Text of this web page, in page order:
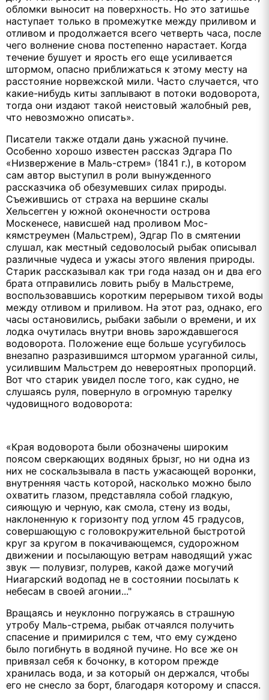
обломки выносит на поверхность. Но это затишье
наступает только в промежутке между приливом и
отливом и продолжается всего четверть часа, после
чего волнение снова постепенно нарастает. Когда
течение бушует и ярость его еще усиливается
штормом, опасно приближаться к этому месту на
расстояние норвежской мили. Часто случается, что
какие-нибудь киты заплывают в потоки водоворота,
тогда они издают такой неистовый жалобный рев,
что невозможно описать».
Писатели также отдали дань ужасной пучине.
Особенно хорошо известен рассказ Эдгара По
«Низвержение в Маль-стрем» (1841 г.), в котором
сам автор выступил в роли вынужденного
рассказчика об обезумевших силах природы.
Съежившись от страха на вершине скалы
Хельсегген у южной оконечности острова
Москенесе, нависшей над проливом Мос-
кямстреумен (Мальстрем), Эдгар По в смятении
слушал, как местный седоволосый рыбак описывал
различные чудеса и ужасы этого явления природы.
Старик рассказывал как три года назад он и два его
брата отправились ловить рыбу в Мальстреме,
воспользовавшись коротким перерывом тихой воды
между отливом и приливом. На этот раз, однако, его
часы остановились, рыбаки забыли о времени, и их
лодка очутилась внутри вновь зарождавшегося
водоворота. Положение еще больше усугубилось
внезапно разразившимся штормом ураганной силы,
усилившим Мальстрем до невероятных пропорций.
Вот что старик увидел после того, как судно, не
слушаясь руля, повернуло в огромную тарелку
чудовищного водоворота:
«Края водоворота были обозначены широким
поясом сверкающих водяных брызг, но ни одна из
них не соскальзывала в пасть ужасающей воронки,
внутренняя часть которой, насколько можно было
охватить глазом, представляла собой гладкую,
сияющую и черную, как смола, стену из воды,
наклоненную к горизонту под углом 45 градусов,
совершающую с головокружительной быстротой
круг за кругом в покачивающемся, судорожном
движении и посылающую ветрам наводящий ужас
звук — полувизг, полурев, какой даже могучий
Ниагарский водопад не в состоянии посылать к
небесам в своей агонии..."
Вращаясь и неуклонно погружаясь в страшную
утробу Маль-стрема, рыбак отчаялся получить
спасение и примирился с тем, что ему суждено
было погибнуть в водяной пучине. Но все же он
привязал себя к бочонку, в котором прежде
хранилась вода, и за который он держался, чтобы
его не снесло за борт, благодаря которому и спасся.